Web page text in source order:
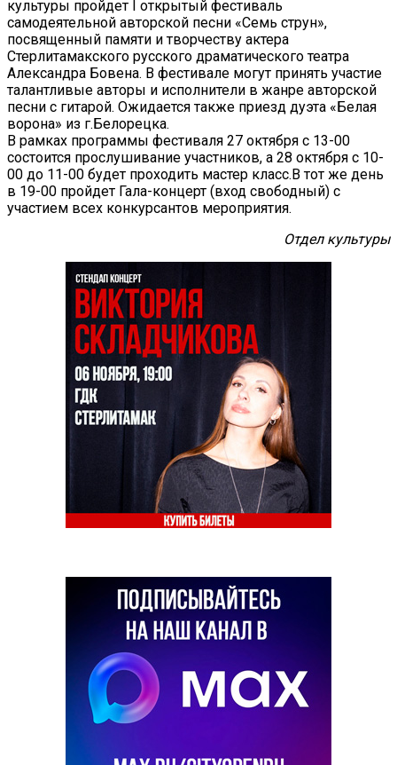
культуры пройдет I открытый фестиваль
самодеятельной авторской песни «Семь струн»,
посвященный памяти и творчеству актера
Стерлитамакского русского драматического театра
Александра Бовена. В фестивале могут принять участие
талантливые авторы и исполнители в жанре авторской
песни с гитарой. Ожидается также приезд дуэта «Белая
ворона» из г.Белорецка.
В рамках программы фестиваля 27 октября с 13-00
состоится прослушивание участников, а 28 октября с 10-
00 до 11-00 будет проходить мастер класс.В тот же день
в 19-00 пройдет Гала-концерт (вход свободный) с
участием всех конкурсантов мероприятия.
Отдел культуры